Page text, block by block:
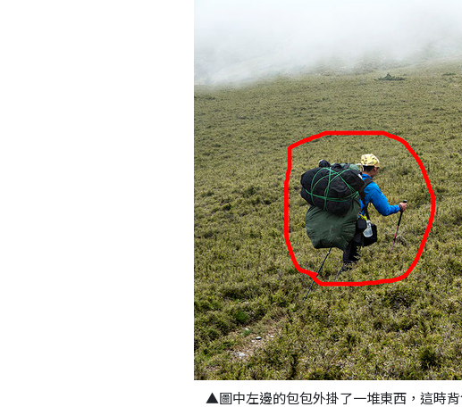
▲圖中左邊的包包外掛了一堆東西，這時